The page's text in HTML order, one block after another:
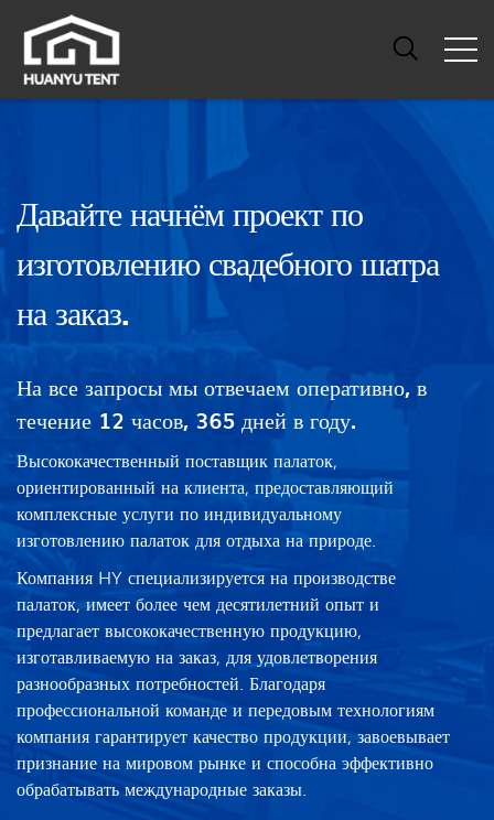
Давайте начнём проект по
изготовлению свадебного шатра
на заказ.
На все запросы мы отвечаем оперативно, в
течение 12 часов, 365 дней в году.
Высококачественный поставщик палаток,
ориентированный на клиента, предоставляющий
комплексные услуги по индивидуальному
изготовлению палаток для отдыха на природе.
Компания HY специализируется на производстве
палаток, имеет более чем десятилетний опыт и
предлагает высококачественную продукцию,
изготавливаемую на заказ, для удовлетворения
разнообразных потребностей. Благодаря
профессиональной команде и передовым технологиям
компания гарантирует качество продукции, завоевывает
признание на мировом рынке и способна эффективно
обрабатывать международные заказы.